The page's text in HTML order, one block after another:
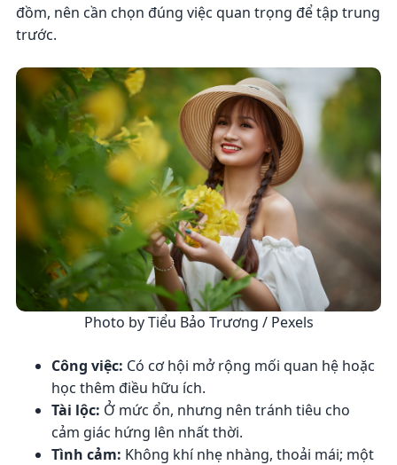
đồm, nên cần chọn đúng việc quan trọng để tập trung
trước.
Photo by Tiểu Bảo Trương / Pexels
Công việc: Có cơ hội mở rộng mối quan hệ hoặc
học thêm điều hữu ích.
Tài lộc: Ở mức ổn, nhưng nên tránh tiêu cho
cảm giác hứng lên nhất thời.
Tình cảm: Không khí nhẹ nhàng, thoải mái; một